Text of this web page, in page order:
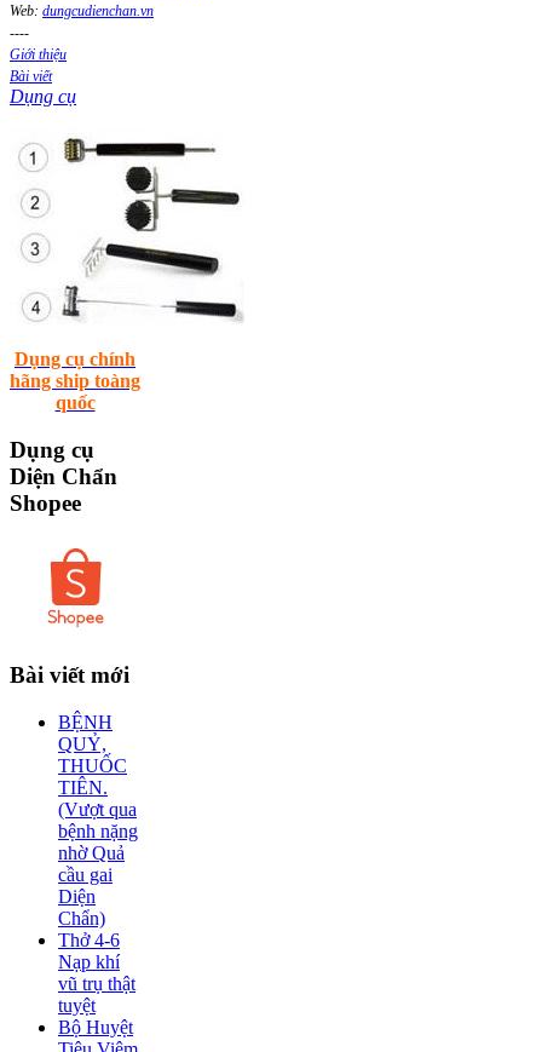
Web: dungcudienchan.vn
----
Giới thiệu
Bài viết
Dụng cụ
Dụng cụ chính
hãng ship toàng
quốc
Dụng cụ
Diện Chẩn
Shopee
Bài viết mới
BỆNH
QUỶ,
THUỐC
TIÊN.
(Vượt qua
bệnh nặng
nhờ Quả
cầu gai
Diện
Chẩn)
Thở 4-6
Nạp khí
vũ trụ thật
tuyệt
Bộ Huyệt